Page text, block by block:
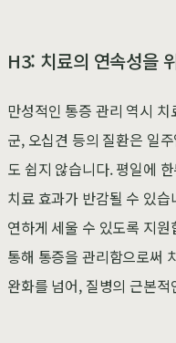
H3: 치료의 연속성을
만성적인 통증 관리 역시
군, 오십견 등의 질환은 일
도 쉽지 않습니다. 평일에
치료 효과가 반감될 수 있습
연하게 세울 수 있도록 지
통해 통증을 관리함으로써
완화를 넘어, 질병의 근본